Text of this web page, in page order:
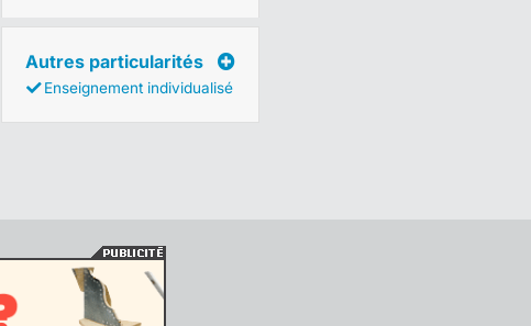
Autres particularités
Enseignement individualisé